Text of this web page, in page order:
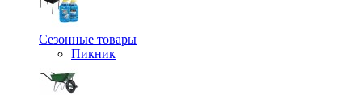
Сезонные товары
Пикник